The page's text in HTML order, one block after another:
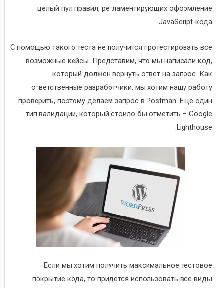
целый пул правил, регламентирующих оформление
JavaScript-кода.
С помощью такого теста не получится протестировать все
возможные кейсы. Представим, что мы написали код,
который должен вернуть ответ на запрос. Как
ответственные разработчики, мы хотим нашу работу
проверить, поэтому делаем запрос в Postman. Еще один
тип валидации, который стоило бы отметить – Google
Lighthouse.
Если мы хотим получить максимальное тестовое
покрытие кода, то придётся использовать все виды